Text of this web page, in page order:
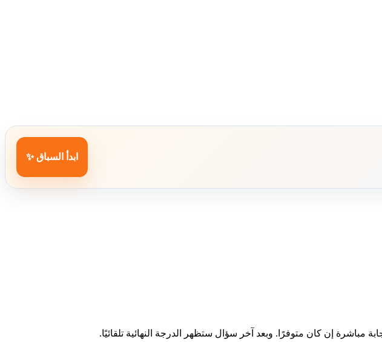
ابدأ السباق ✨
مباشرة إن كان متوفرًا. وبعد آخر سؤال ستظهر الدرجة النهائية تلقائيًا.